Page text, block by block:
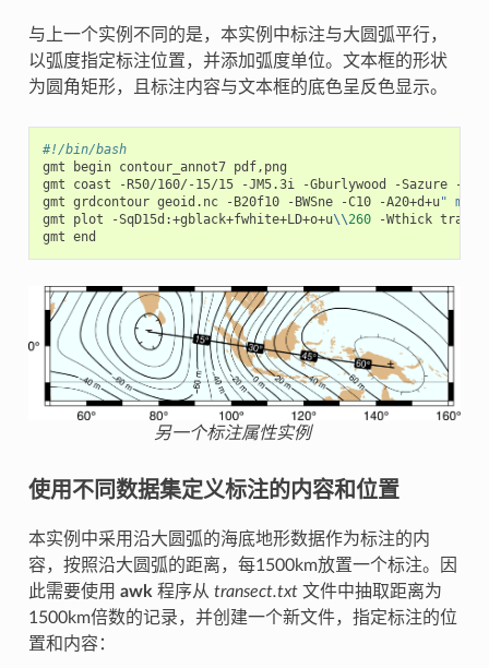
与上一个实例不同的是，本实例中标注与大圆弧平行，
以弧度指定标注位置，并添加弧度单位。文本框的形状
为圆角矩形，且标注内容与文本框的底色呈反色显示。
#!/bin/bash
gmt begin contour_annot7 pdf,png
gmt coast -R50/160/-15/15 -JM5.3i -Gburlywood -Sazure -
gmt grdcontour geoid.nc -B20f10 -BWSne -C10 -A20+d+u" m"
gmt plot -SqD15d:+gblack+fwhite+LD+o+u\\260 -Wthick
另一个标注属性实例
使用不同数据集定义标注的内容和位置
本实例中采用沿大圆弧的海底地形数据作为标注的内
容，按照沿大圆弧的距离，每1500km放置一个标注。因
此需要使用 awk 程序从 transect.txt文件中抽取距离为
1500km倍数的记录，并创建一个新文件，指定标注的位
置和内容：